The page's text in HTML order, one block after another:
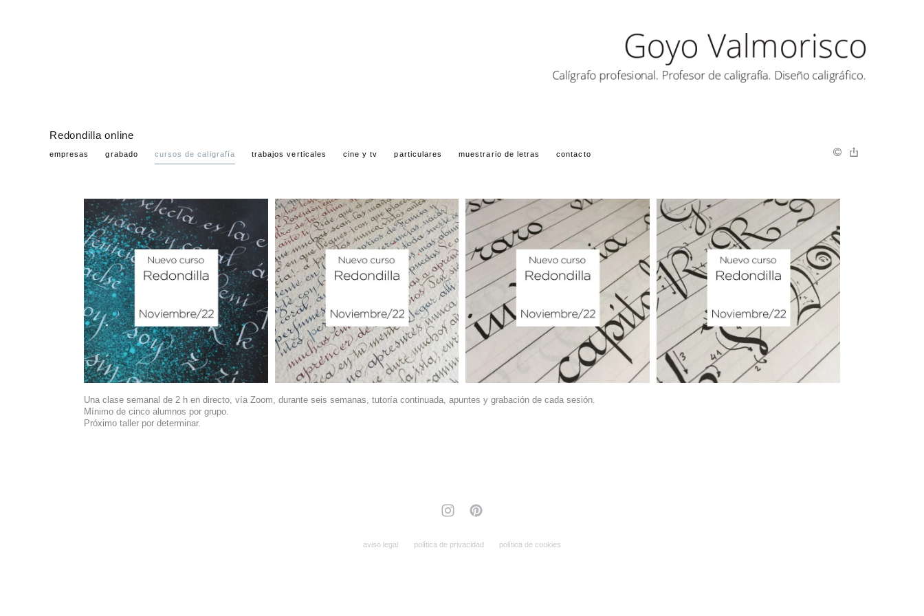
Redondilla online
empresas grabado cursos de caligrafía trabajos verticales cine y tv particulares muestrario de letras contacto
Una clase semanal de 2 h en directo, vía Zoom, durante seis semanas, tutoría continuada, apuntes y grabación de cada sesión.
Mínimo de cinco alumnos por grupo.
Próximo taller por determinar.
aviso legal política de privacidad política de cookies